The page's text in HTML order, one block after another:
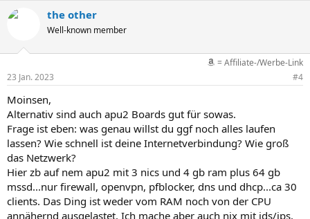
the other
Well-known member
= Affiliate-/Werbe-Link
23 Jan. 2023
#4
Moinsen,
Alternativ sind auch apu2 Boards gut für sowas.
Frage ist eben: was genau willst du ggf noch alles laufen
lassen? Wie schnell ist deine Internetverbindung? Wie groß
das Netzwerk?
Hier zb auf nem apu2 mit 3 nics und 4 gb ram plus 64 gb
mssd...nur firewall, openvpn, pfblocker, dns und dhcp...ca 30
clients. Das Ding ist weder vom RAM noch von der CPU
annähernd ausgelastet. Ich mache aber auch nix mit ids/ips.